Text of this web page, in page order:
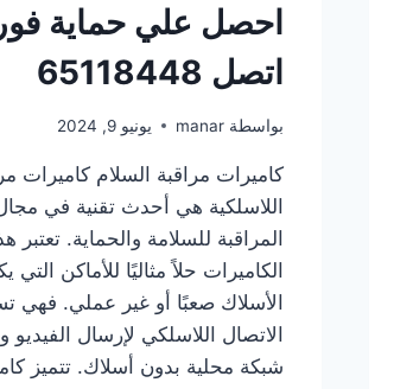
احصل علي حماية
اتصل 65118448
بواسطة manar يونيو 9, 2024
كاميرات مراقبة السلام كاميرات
اللاسلكية هي أحدث تقنية في
المراقبة للسلامة والحماية. تعتبر
الكاميرات حلاً مثاليًا للأماكن التي
الأسلاك صعبًا أو غير عملي. فهي
الاتصال اللاسلكي لإرسال الفيديو
شبكة محلية بدون أسلاك. تتميز